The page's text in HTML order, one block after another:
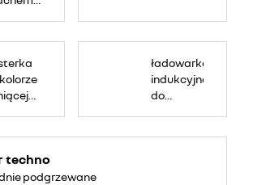
ładowarka
indukcyjna
do
techno
podgrzewane